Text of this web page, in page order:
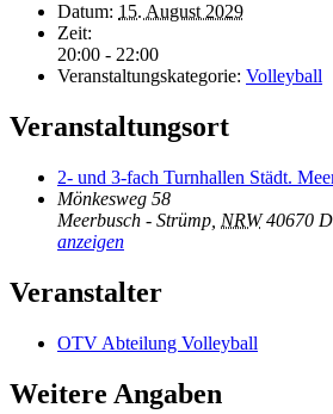
Datum: 15. August 2029
Zeit:
20:00 - 22:00
Veranstaltungskategorie: Volleyball
Veranstaltungsort
2- und 3-fach Turnhallen Städt.
Mönkesweg 58
Meerbusch - Strümp NRW 40670
anzeigen
Veranstalter
OTV Abteilung Volleyball
Weitere Angaben